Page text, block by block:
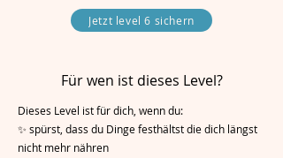
Jetzt level 6 sichern
Für wen ist dieses Level?
Dieses Level ist für dich, wenn du:
✨ spürst, dass du Dinge festhältst die dich längst
nicht mehr nähren